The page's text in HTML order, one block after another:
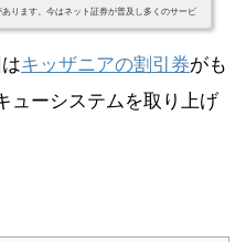
ります。今はネット証券が普及し多くのサービ
って選べばよいか悩んでしまいますよね。そこ
ひご覧ください！1. 証券口座証券口座とはまず
キッザニアの割引券がも
ューシステムを取り上げ